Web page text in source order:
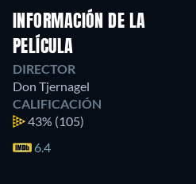
INFORMACIÓN DE LA
PELÍCULA
DIRECTOR
Don Tjernagel
CALIFICACIÓN
43% (105)
6.4